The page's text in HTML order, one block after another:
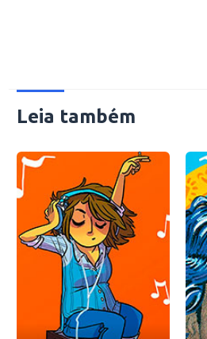
Leia também